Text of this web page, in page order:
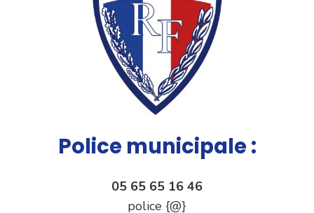
Police municipale :
05 65 65 16 46
police {@}